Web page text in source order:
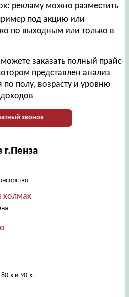
рекламу можно разместить
под акцию или
по выходным или только в
заказать полный прайс-
представлен анализ
по полу, возрасту и уровню
доходов
звонок
г.Пенза
холмах
х и 90-х.